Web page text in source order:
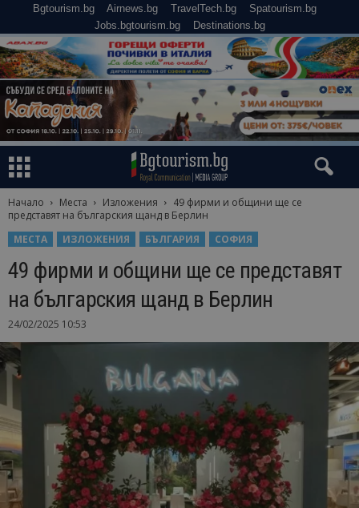
Bgtourism.bg Airnews.bg TravelTech.bg
Spatourism.bg
Jobs.bgtourism.bg
Destinations.bg
Начало Места Изложения
49 фирми и общини ще се
представят на българския щанд в Берлин
МЕСТА
ИЗЛОЖЕНИЯ БЪЛГАРИЯ СОФИЯ
49 фирми и общини ще се представят
на българския щанд в Берлин
24/02/2025 10:53